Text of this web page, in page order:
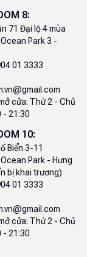
8:
71 Đại lộ 4 mùa
Park 3 -
01 3333
cửa: Thứ 2 - Chủ
- 21:30
10:
Biển 3-11
Park - Hưng
bị khai trương)
01 3333
cửa: Thứ 2 - Chủ
- 21:30